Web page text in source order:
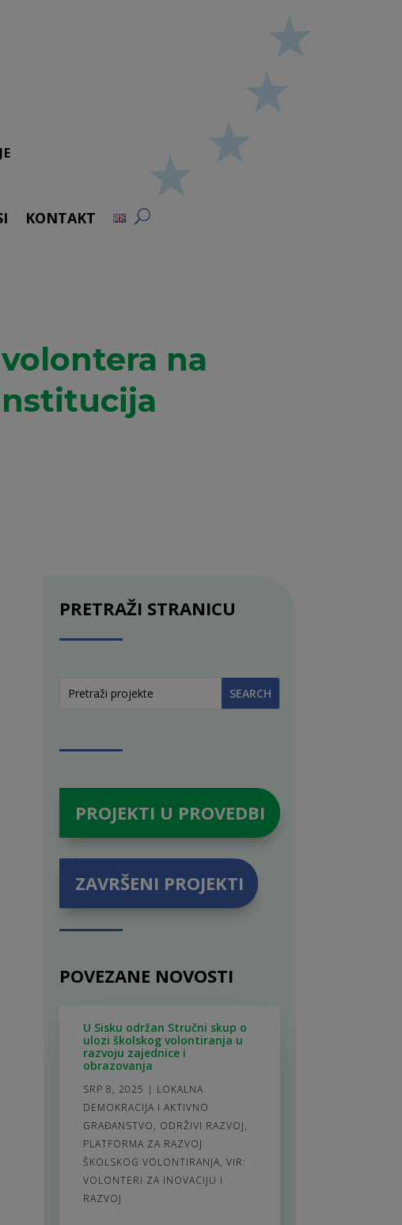
KONTAKT
na
PRETRAŽI STRANICU
PROJEKTI U PROVEDBI
ZAVRŠENI PROJEKTI
POVEZANE NOVOSTI
U Sisku održan Stručni skup o
ulozi školskog volontiranja u
razvoju zajednice i
obrazovanja
SRP 8, 2025 | LOKALNA
DEMOKRACIJA I AKTIVNO
GRAĐANSTVO, ODRŽIVI RAZVOJ,
PLATFORMA ZA RAZVOJ
ŠKOLSKOG VOLONTIRANJA, VIR:
VOLONTERI ZA INOVACIJU I
RAZVOJ